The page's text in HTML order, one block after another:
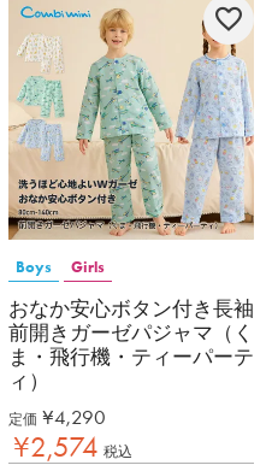
Boys Girls
おなか安心ボタン付き長袖
前開きガーゼパジャマ（く
ま・飛行機・ティーパーテ
ィ）
定価 ¥4,290
¥2,574 税込